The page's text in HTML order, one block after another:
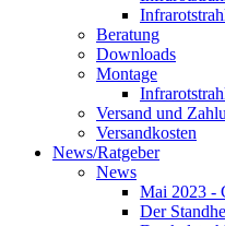
Beratung
Downloads
Montage
Versand und
Versandkosten
News/Ratgeber
News
Mai 2023 -
Der